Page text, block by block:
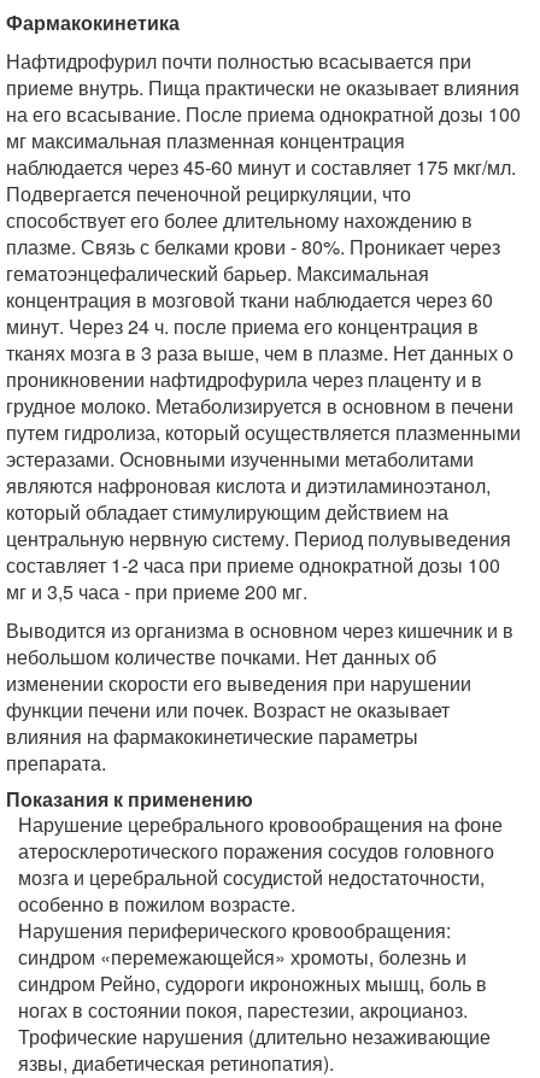
Фармакокинетика
Нафтидрофурил почти полностью всасывается при
приеме внутрь. Пища практически не оказывает влияния
на его всасывание. После приема однократной дозы 100
мг максимальная плазменная концентрация
наблюдается через 45-60 минут и составляет 175 мкг/мл.
Подвергается печеночной рециркуляции, что
способствует его более длительному нахождению в
плазме. Связь с белками крови - 80%. Проникает через
гематоэнцефалический барьер. Максимальная
концентрация в мозговой ткани наблюдается через 60
минут. Через 24 ч. после приема его концентрация в
тканях мозга в 3 раза выше, чем в плазме. Нет данных о
проникновении нафтидрофурила через плаценту и в
грудное молоко. Метаболизируется в основном в печени
путем гидролиза, который осуществляется плазменными
эстеразами. Основными изученными метаболитами
являются нафроновая кислота и диэтиламиноэтанол,
который обладает стимулирующим действием на
центральную нервную систему. Период полувыведения
составляет 1-2 часа при приеме однократной дозы 100
мг и 3,5 часа - при приеме 200 мг.
Выводится из организма в основном через кишечник и в
небольшом количестве почками. Нет данных об
изменении скорости его выведения при нарушении
функции печени или почек. Возраст не оказывает
влияния на фармакокинетические параметры
препарата.
Показания к применению
Нарушение церебрального кровообращения на фоне
атеросклеротического поражения сосудов головного
мозга и церебральной сосудистой недостаточности,
особенно в пожилом возрасте.
Нарушения периферического кровообращения:
синдром «перемежающейся» хромоты, болезнь и
синдром Рейно, судороги икроножных мышц, боль в
ногах в состоянии покоя, парестезии, акроцианоз.
Трофические нарушения (длительно незаживающие
язвы, диабетическая ретинопатия).